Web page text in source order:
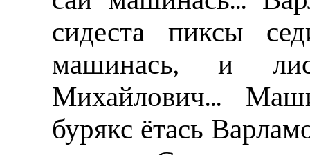
сидеста пиксы
машинась, и
Михайлович...
бурякс ётась